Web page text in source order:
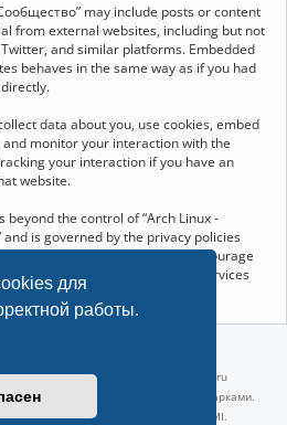
для
работы.
may include posts or content
from external websites, including but not
and similar platforms. Embedded
behaves in the same way as if you had
data about you, use cookies, embed
monitor your interaction with the
your interaction if you have an
website.
beyond the control of “Arch Linux -
is governed by the privacy policies
external websites. We encourage
policies of any third-party services
content.
Linux 2026-07-26 08:48:12 |
vps reg.ru
являются признанными торговыми марками.
торговая марка Linus Torvalds и LMI.